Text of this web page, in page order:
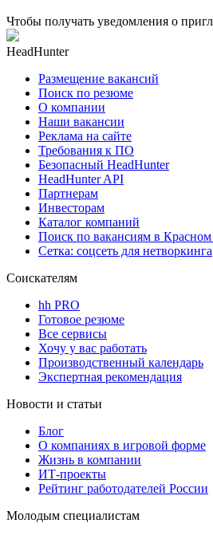
Чтобы получать уведомления о
HeadHunter
Размещение вакансий
Поиск по резюме
О компании
Наши вакансии
Реклама на сайте
Требования к ПО
Безопасный HeadHunter
HeadHunter API
Партнерам
Инвесторам
Каталог компаний
Поиск по вакансиям в
Сетка: соцсеть для нетворкинга
Соискателям
hh PRO
Готовое резюме
Все сервисы
Хочу у вас работать
Производственный календарь
Экспертная рекомендация
Новости и статьи
Блог
О компаниях в игровой форме
Жизнь в компании
ИТ-проекты
Рейтинг работодателей России
Молодым специалистам